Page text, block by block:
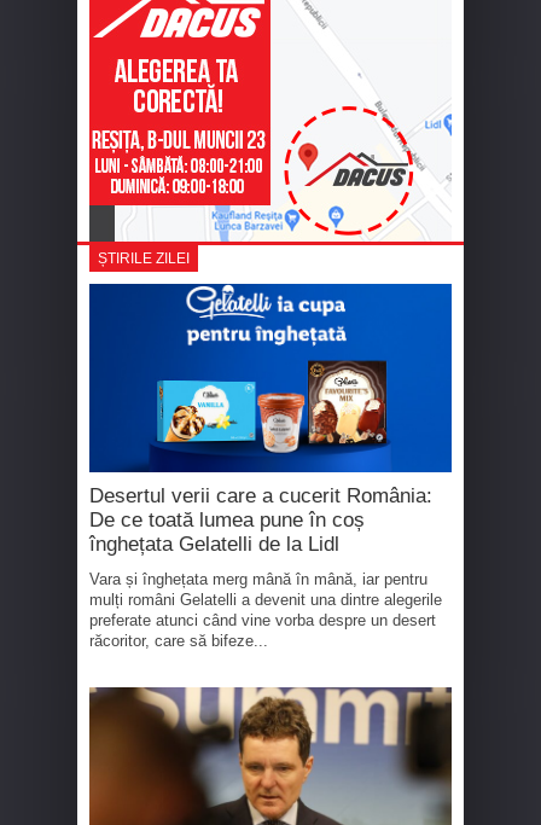
ȘTIRILE ZILEI
Desertul verii care a cucerit România:
De ce toată lumea pune în coș
înghețata Gelatelli de la Lidl
Vara și înghețata merg mână în mână, iar pentru
mulți români Gelatelli a devenit una dintre alegerile
preferate atunci când vine vorba despre un desert
răcoritor, care să bifeze...